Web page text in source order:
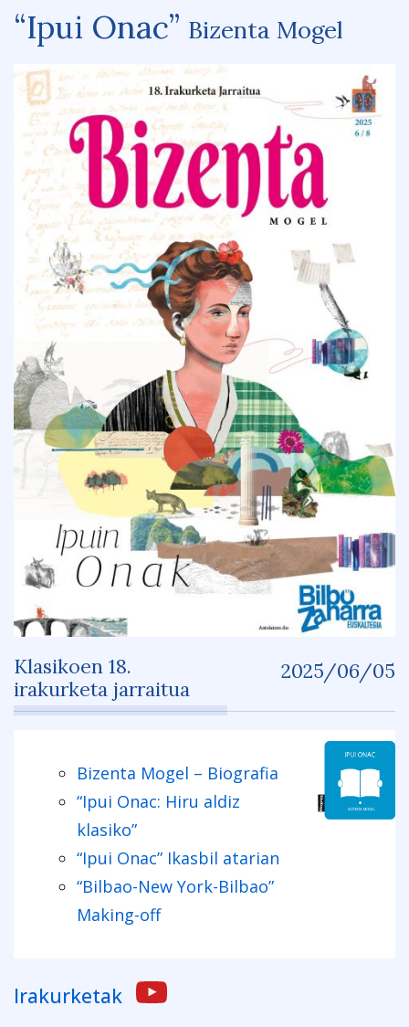
“Ipui Onac” Bizenta Mogel
Klasikoen 18.
irakurketa jarraitua
2025/06/05
Bizenta Mogel – Biografia
“Ipui Onac: Hiru aldiz
klasiko”
“Ipui Onac” Ikasbil atarian
“Bilbao-New York-Bilbao”
Making-off
Irakurketak